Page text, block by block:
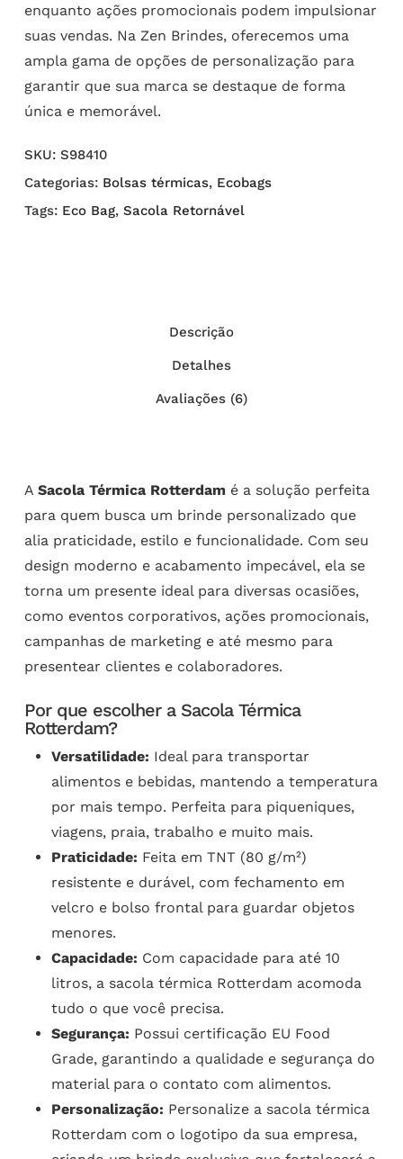
enquanto ações promocionais podem impulsionar
suas vendas. Na Zen Brindes, oferecemos uma
ampla gama de opções de personalização para
garantir que sua marca se destaque de forma
única e memorável.
SKU: S98410
Categorias: Bolsas térmicas, Ecobags
Tags: Eco Bag, Sacola Retornável
Descrição
Detalhes
Avaliações (6)
A Sacola Térmica Rotterdamé a solução perfeita
para quem busca um brinde personalizado que
alia praticidade, estilo e funcionalidade. Com seu
design moderno e acabamento impecável, ela se
torna um presente ideal para diversas ocasiões,
como eventos corporativos, ações promocionais,
campanhas de marketing e até mesmo para
presentear clientes e colaboradores.
Por que escolher a Sacola Térmica
Rotterdam?
Versatilidade: Ideal para transportar
alimentos e bebidas, mantendo a temperatura
por mais tempo. Perfeita para piqueniques,
viagens, praia, trabalho e muito mais.
Praticidade: Feita em TNT (80 g/m²)
resistente e durável, com fechamento em
velcro e bolso frontal para guardar objetos
menores.
Capacidade: Com capacidade para até 10
litros, a sacola térmica Rotterdam acomoda
tudo o que você precisa.
Segurança: Possui certificação EU Food
Grade, garantindo a qualidade e segurança do
material para o contato com alimentos.
Personalização: Personalize a sacola térmica
Rotterdam com o logotipo da sua empresa,